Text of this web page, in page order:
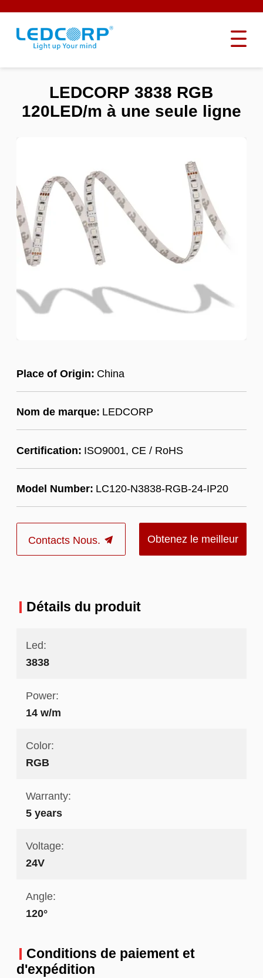
Place of Origin: China
Nom de marque: LEDCORP
Certification: ISO9001, CE / RoHS
Model Number: LC120-N3838-RGB-24-IP20
Contacts Nous. Obtenez le meilleur
LEDCORP 3838 RGB
120LED/m à une seule ligne
Détails du produit
Led:
3838
Power:
14 w/m
Color:
RGB
Warranty:
5 years
Voltage:
24V
Angle:
120°
Conditions de paiement et
d'expédition